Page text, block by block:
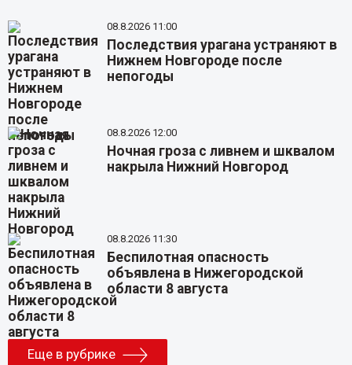
08.8.2026 11:00
Последствия урагана устраняют в
Нижнем Новгороде после
непогоды
08.8.2026 12:00
Ночная гроза с ливнем и шквалом
накрыла Нижний Новгород
08.8.2026 11:30
Беспилотная опасность
объявлена в Нижегородской
области 8 августа
Еще в рубрике